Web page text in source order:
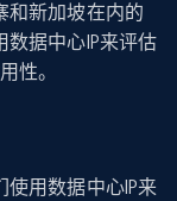
和新加坡在内的
据中心IP来评估
性。
用数据中心IP来